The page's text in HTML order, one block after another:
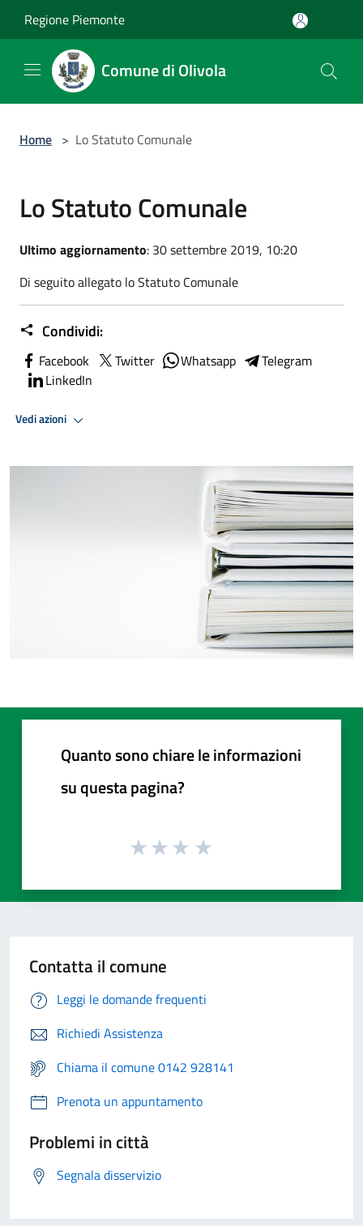
Regione Piemonte
Comune di Olivola
Home > Lo Statuto Comunale
Lo Statuto Comunale
Ultimo aggiornamento: 30 settembre 2019, 10:20
Di seguito allegato lo Statuto Comunale
Condividi:
Facebook Twitter Whatsapp
Telegram
LinkedIn
Vedi azioni
Quanto sono chiare le informazioni
su questa pagina?
Contatta il comune
Leggi le domande frequenti
Richiedi Assistenza
Chiama il comune 0142 928141
Prenota un appuntamento
Problemi in città
Segnala disservizio